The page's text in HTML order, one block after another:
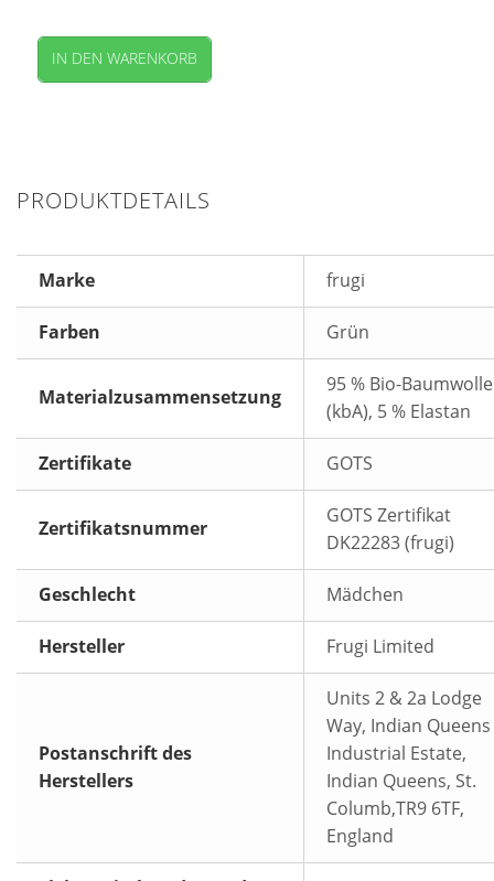
IN DEN WARENKORB
PRODUKTDETAILS
Marke frugi
Farben Grün
Materialzusammensetzung
95 % Bio-Baumwolle
(kbA), 5 % Elastan
Zertifikate GOTS
Zertifikatsnummer
GOTS Zertifikat
DK22283 (frugi)
Geschlecht Mädchen
Hersteller Frugi Limited
Postanschrift des
Herstellers
Units 2 & 2a Lodge
Way, Indian Queens
Industrial Estate,
Indian Queens, St.
Columb,TR9 6TF,
England